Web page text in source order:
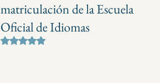
matriculación de la Escuela
Oficial de Idiomas
Obtuvo NaN de 5 estrellas.